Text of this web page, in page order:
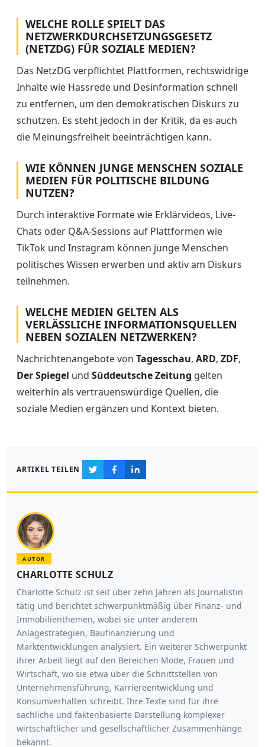
WELCHE ROLLE SPIELT DAS
NETZWERKDURCHSETZUNGSGESETZ
(NETZDG) FÜR SOZIALE MEDIEN?
Das NetzDG verpflichtet Plattformen, rechtswidrige
Inhalte wie Hassrede und Desinformation schnell
zu entfernen, um den demokratischen Diskurs zu
schützen. Es steht jedoch in der Kritik, da es auch
die Meinungsfreiheit beeinträchtigen kann.
WIE KÖNNEN JUNGE MENSCHEN SOZIALE
MEDIEN FÜR POLITISCHE BILDUNG
NUTZEN?
Durch interaktive Formate wie Erklärvideos, Live-
Chats oder Q&A-Sessions auf Plattformen wie
TikTok und Instagram können junge Menschen
politisches Wissen erwerben und aktiv am Diskurs
teilnehmen.
WELCHE MEDIEN GELTEN ALS
VERLÄSSLICHE INFORMATIONSQUELLEN
NEBEN SOZIALEN NETZWERKEN?
Nachrichtenangebote von Tagesschau, ARD, ZDF,
Der Spiegel und Süddeutsche Zeitung gelten
weiterhin als vertrauenswürdige Quellen, die
soziale Medien ergänzen und Kontext bieten.
ARTIKEL TEILEN
AUTOR
CHARLOTTE SCHULZ
Charlotte Schulz ist seit über zehn Jahren als Journalistin
tätig und berichtet schwerpunktmäßig über Finanz- und
Immobilienthemen, wobei sie unter anderem
Anlagestrategien, Baufinanzierung und
Marktentwicklungen analysiert. Ein weiterer Schwerpunkt
ihrer Arbeit liegt auf den Bereichen Mode, Frauen und
Wirtschaft, wo sie etwa über die Schnittstellen von
Unternehmensführung, Karriereentwicklung und
Konsumverhalten schreibt. Ihre Texte sind für ihre
sachliche und faktenbasierte Darstellung komplexer
wirtschaftlicher und gesellschaftlicher Zusammenhänge
bekannt.